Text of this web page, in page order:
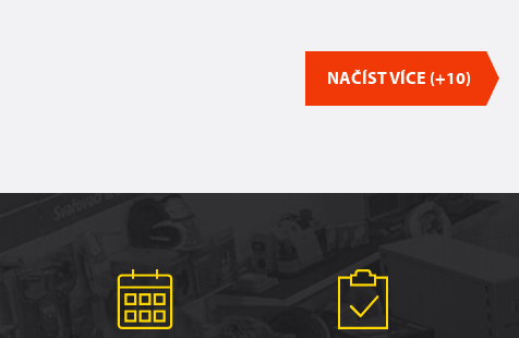
NAČÍST VÍCE (+10)